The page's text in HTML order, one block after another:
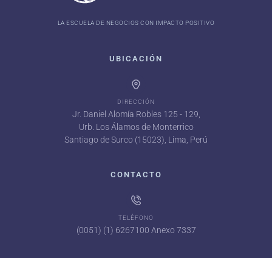
LA ESCUELA DE NEGOCIOS CON IMPACTO POSITIVO
UBICACIÓN
DIRECCIÓN
Jr. Daniel Alomía Robles 125 - 129,
Urb. Los Álamos de Monterrico
Santiago de Surco (15023), Lima, Perú
CONTACTO
TELÉFONO
(0051) (1) 6267100 Anexo 7337